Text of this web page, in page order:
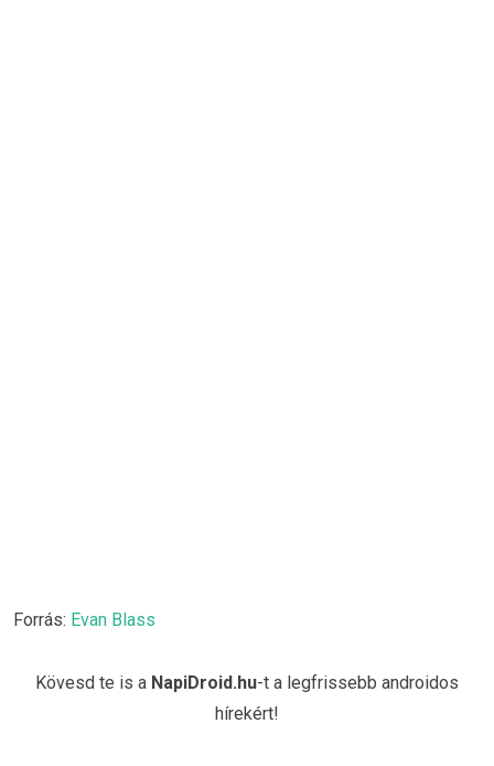
Forrás: Evan Blass
Kövesd te is a NapiDroid.hu-t a legfrissebb androidos
hírekért!